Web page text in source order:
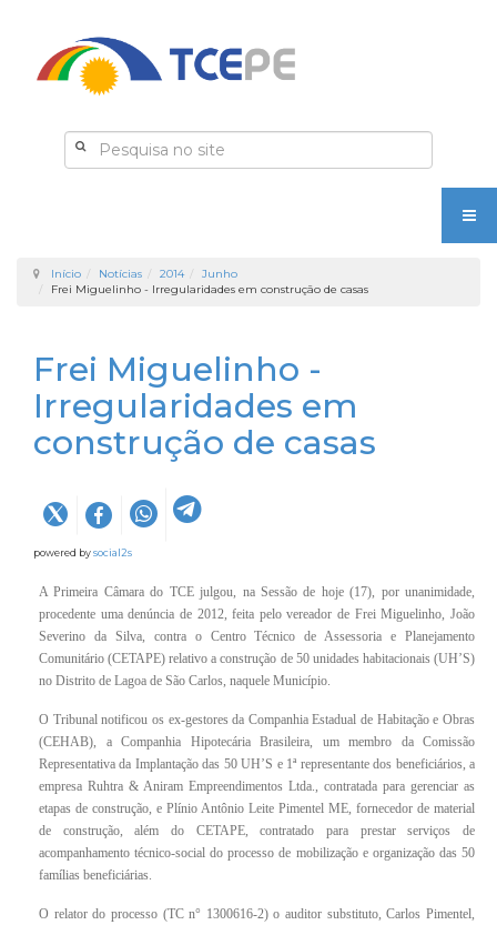
Início Notícias 2014
Junho
Frei Miguelinho - Irregularidades em construção de casas
Frei Miguelinho -
Irregularidades em
construção de casas
powered bysocial2s
A Primeira Câmara do TCE julgou, na Sessão de hoje (17), por unanimidade,
procedente uma denúncia de 2012, feita pelo vereador de Frei Miguelinho, João
Severino da Silva, contra o Centro Técnico de Assessoria e Planejamento
Comunitário (CETAPE) relativo a construção de 50 unidades habitacionais (UH’S)
no Distrito de Lagoa de São Carlos, naquele Município.
O Tribunal notificou os ex-gestores da Companhia Estadual de Habitação e Obras
(CEHAB), a Companhia Hipotecária Brasileira, um membro da Comissão
Representativa da Implantação das 50 UH’S e 1ª representante dos beneficiários, a
empresa Ruhtra & Aniram Empreendimentos Ltda., contratada para gerenciar as
etapas de construção, e Plínio Antônio Leite Pimentel ME, fornecedor de material
de construção, além do CETAPE, contratado para prestar serviços de
acompanhamento técnico-social do processo de mobilização e organização das 50
famílias beneficiárias.
O relator do processo (TC n° 1300616-2) o auditor substituto, Carlos Pimentel,